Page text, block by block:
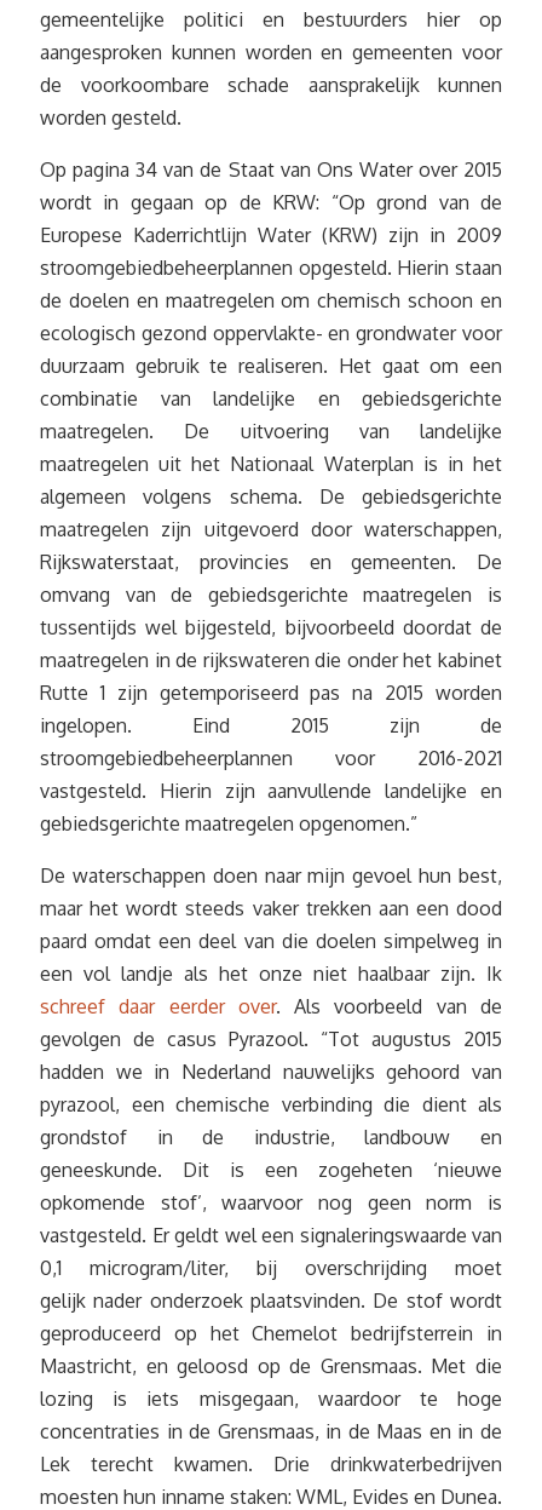
gemeentelijke politici en bestuurders hier op
aangesproken kunnen worden en gemeenten voor
de voorkoombare schade aansprakelijk kunnen
worden gesteld.
Op pagina 34 van de Staat van Ons Water over 2015
wordt in gegaan op de KRW: “Op grond van de
Europese Kaderrichtlijn Water (KRW) zijn in 2009
stroomgebiedbeheerplannen opgesteld. Hierin staan
de doelen en maatregelen om chemisch schoon en
ecologisch gezond oppervlakte- en grondwater voor
duurzaam gebruik te realiseren. Het gaat om een
combinatie van landelijke en gebiedsgerichte
maatregelen. De uitvoering van landelijke
maatregelen uit het Nationaal Waterplan is in het
algemeen volgens schema. De gebiedsgerichte
maatregelen zijn uitgevoerd door waterschappen,
Rijkswaterstaat, provincies en gemeenten. De
omvang van de gebiedsgerichte maatregelen is
tussentijds wel bijgesteld, bijvoorbeeld doordat de
maatregelen in de rijkswateren die onder het kabinet
Rutte 1 zijn getemporiseerd pas na 2015 worden
ingelopen. Eind 2015 zijn de
stroomgebiedbeheerplannen voor 2016-2021
vastgesteld. Hierin zijn aanvullende landelijke en
gebiedsgerichte maatregelen opgenomen.”
De waterschappen doen naar mijn gevoel hun best,
maar het wordt steeds vaker trekken aan een dood
paard omdat een deel van die doelen simpelweg in
een vol landje als het onze niet haalbaar zijn. Ik
schreef daar eerder over. Als voorbeeld van de
gevolgen de casus Pyrazool. “Tot augustus 2015
hadden we in Nederland nauwelijks gehoord van
pyrazool, een chemische verbinding die dient als
grondstof in de industrie, landbouw en
geneeskunde. Dit is een zogeheten ‘nieuwe
opkomende stof’, waarvoor nog geen norm is
vastgesteld. Er geldt wel een signaleringswaarde van
0,1 microgram/liter, bij overschrijding moet
gelijk nader onderzoek plaatsvinden. De stof wordt
geproduceerd op het Chemelot bedrijfsterrein in
Maastricht, en geloosd op de Grensmaas. Met die
lozing is iets misgegaan, waardoor te hoge
concentraties in de Grensmaas, in de Maas en in de
Lek terecht kwamen. Drie drinkwaterbedrijven
moesten hun inname staken: WML, Evides en Dunea.